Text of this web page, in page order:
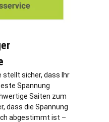
stellt sicher, dass Ihr
Spannung
Saiten zum
dass die Spannung
abgestimmt ist –